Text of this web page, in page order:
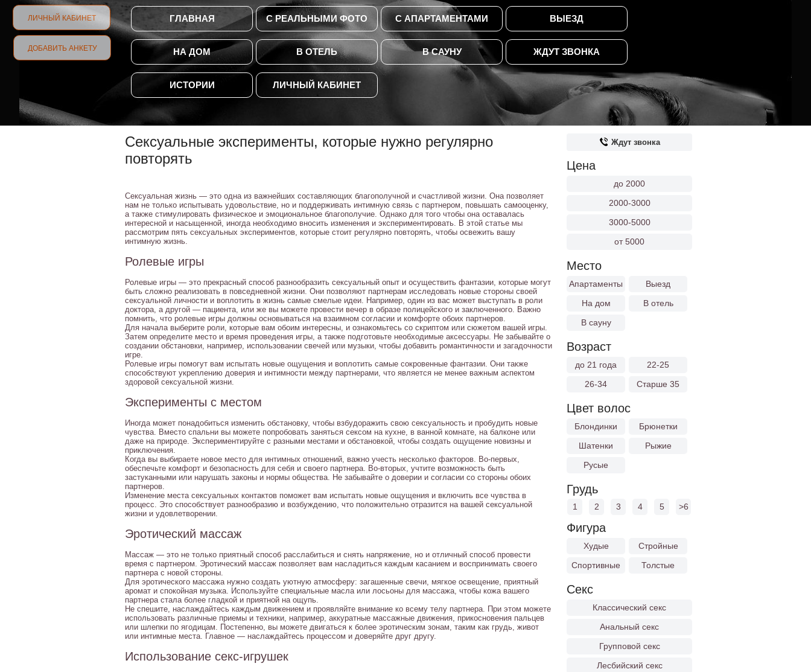
ЛИЧНЫЙ КАБИНЕТ
ДОБАВИТЬ АНКЕТУ
ГЛАВНАЯ С РЕАЛЬНЫМИ ФОТО С АПАРТАМЕНТАМИ ВЫЕЗД
НА ДОМ В ОТЕЛЬ В САУНУ ЖДУТ ЗВОНКА
ИСТОРИИ ЛИЧНЫЙ КАБИНЕТ
Ждут звонка
Цена
до 2000
2000-3000
3000-5000
от 5000
Место
Апартаменты
Выезд
На дом
В отель
В сауну
Возраст
до 21 года
22-25
26-34
Старше 35
Цвет волос
Блондинки
Брюнетки
Шатенки
Рыжие
Русые
Грудь
1 2 3 4 5 >6
Фигура
Худые
Стройные
Спортивные
Толстые
Секс
Классический секс
Анальный секс
Групповой секс
Лесбийский секс
Сексуальные эксперименты, которые нужно регулярно
повторять
Сексуальная жизнь — это одна из важнейших составляющих благополучной и счастливой жизни. Она позволяет
нам не только испытывать удовольствие, но и поддерживать интимную связь с партнером, повышать самооценку,
а также стимулировать физическое и эмоциональное благополучие. Однако для того чтобы она оставалась
интересной и насыщенной, иногда необходимо вносить изменения и экспериментировать. В этой статье мы
рассмотрим пять сексуальных экспериментов, которые стоит регулярно повторять, чтобы освежить вашу
интимную жизнь.
Ролевые игры
Ролевые игры — это прекрасный способ разнообразить сексуальный опыт и осуществить фантазии, которые могут
быть сложно реализовать в повседневной жизни. Они позволяют партнерам исследовать новые стороны своей
сексуальной личности и воплотить в жизнь самые смелые идеи. Например, один из вас может выступать в роли
доктора, а другой — пациента, или же вы можете провести вечер в образе полицейского и заключенного. Важно
помнить, что ролевые игры должны основываться на взаимном согласии и комфорте обоих партнеров.
Для начала выберите роли, которые вам обоим интересны, и ознакомьтесь со скриптом или сюжетом вашей игры.
Затем определите место и время проведения игры, а также подготовьте необходимые аксессуары. Не забывайте о
создании обстановки, например, использовании свечей или музыки, чтобы добавить романтичности и загадочности
игре.
Ролевые игры помогут вам испытать новые ощущения и воплотить самые сокровенные фантазии. Они также
способствуют укреплению доверия и интимности между партнерами, что является не менее важным аспектом
здоровой сексуальной жизни.
Эксперименты с местом
Иногда может понадобиться изменить обстановку, чтобы взбудоражить свою сексуальность и пробудить новые
чувства. Вместо спальни вы можете попробовать заняться сексом на кухне, в ванной комнате, на балконе или
даже на природе. Экспериментируйте с разными местами и обстановкой, чтобы создать ощущение новизны и
приключения.
Когда вы выбираете новое место для интимных отношений, важно учесть несколько факторов. Во-первых,
обеспечьте комфорт и безопасность для себя и своего партнера. Во-вторых, учтите возможность быть
застуканными или нарушать законы и нормы общества. Не забывайте о доверии и согласии со стороны обоих
партнеров.
Изменение места сексуальных контактов поможет вам испытать новые ощущения и включить все чувства в
процесс. Это способствует разнообразию и возбуждению, что положительно отразится на вашей сексуальной
жизни и удовлетворении.
Эротический массаж
Массаж — это не только приятный способ расслабиться и снять напряжение, но и отличный способ провести
время с партнером. Эротический массаж позволяет вам насладиться каждым касанием и воспринимать своего
партнера с новой стороны.
Для эротического массажа нужно создать уютную атмосферу: загашенные свечи, мягкое освещение, приятный
аромат и спокойная музыка. Используйте специальные масла или лосьоны для массажа, чтобы кожа вашего
партнера стала более гладкой и приятной на ощупь.
Не спешите, наслаждайтесь каждым движением и проявляйте внимание ко всему телу партнера. При этом можете
использовать различные приемы и техники, например, аккуратные массажные движения, прикосновения пальцев
или шлепки по ягодицам. Постепенно, вы можете двигаться к более эротическим зонам, таким как грудь, живот
или интимные места. Главное — наслаждайтесь процессом и доверяйте друг другу.
Использование секс-игрушек